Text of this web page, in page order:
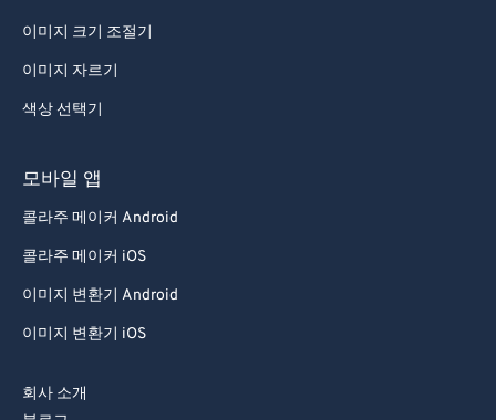
이미지 크기 조절기
이미지 자르기
색상 선택기
모바일 앱
콜라주 메이커 Android
콜라주 메이커 iOS
이미지 변환기 Android
이미지 변환기 iOS
회사 소개